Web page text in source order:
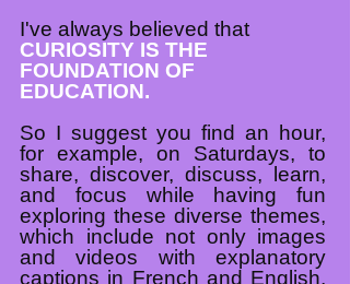
I've always believed that
CURIOSITY IS THE
FOUNDATION OF
EDUCATION.
So I suggest you find an hour,
for example, on Saturdays, to
share, discover, discuss, learn,
and focus while having fun
exploring these diverse themes,
which include not only images
and videos with explanatory
captions in French and English,